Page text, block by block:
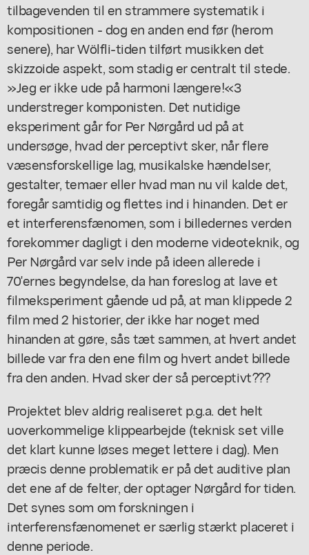
tilbagevenden til en strammere systematik i
kompositionen - dog en anden end før (herom
senere), har Wölfli-tiden tilført musikken det
skizzoide aspekt, som stadig er centralt til stede.
»Jeg er ikke ude på harmoni længere!«3
understreger komponisten. Det nutidige
eksperiment går for Per Nørgård ud på at
undersøge, hvad der perceptivt sker, når flere
væsensforskellige lag, musikalske hændelser,
gestalter, temaer eller hvad man nu vil kalde det,
foregår samtidig og flettes ind i hinanden. Det er
et interferensfænomen, som i billedernes verden
forekommer dagligt i den moderne videoteknik, og
Per Nørgård var selv inde på ideen allerede i
70'ernes begyndelse, da han foreslog at lave et
filmeksperiment gående ud på, at man klippede 2
film med 2 historier, der ikke har noget med
hinanden at gøre, sås tæt sammen, at hvert andet
billede var fra den ene film og hvert andet billede
fra den anden. Hvad sker der så perceptivt???
Projektet blev aldrig realiseret p.g.a. det helt
uoverkommelige klippearbejde (teknisk set ville
det klart kunne løses meget lettere i dag). Men
præcis denne problematik er på det auditive plan
det ene af de felter, der optager Nørgård for tiden.
Det synes som om forskningen i
interferensfænomenet er særlig stærkt placeret i
denne periode.